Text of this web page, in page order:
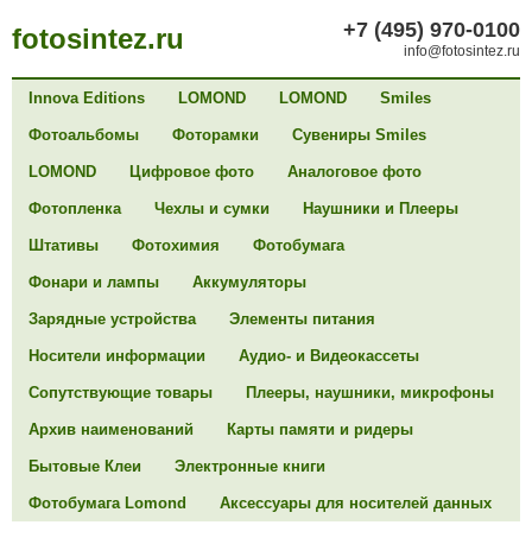
fotosintez.ru +7 (495) 970-0100
info@fotosintez.ru
Innova Editions LOMOND LOMOND Smiles
Фотоальбомы Фоторамки Сувениры Smiles
LOMOND Цифровое фото Аналоговое фото
Фотопленка Чехлы и сумки Наушники и Плееры
Штативы Фотохимия Фотобумага
Фонари и лампы Аккумуляторы
Зарядные устройства Элементы питания
Носители информации Аудио- и Видеокассеты
Сопутствующие товары Плееры, наушники, микрофоны
Архив наименований Карты памяти и ридеры
Бытовые Клеи Электронные книги
Фотобумага Lomond Аксессуары для носителей данных